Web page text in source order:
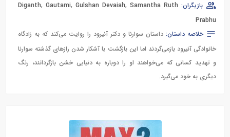
بازیگران:
Diganth, Gautami, Gulshan Devaiah, Samantha Ruth
Prabhu
خلاصه داستان: داستان سوارنا و دکتر آنیرود را روایت می‌کند که به زادگاه
خانوادگی آنیرود بازمی‌گردند اما این بازگشت با آشکار شدن رازهای گذشته سوارنا
و تهدید کسانی که می‌خواهند او را دوباره به دنیایی خشن بازگردانند، رنگ
دیگری به خود می‌گیرد.